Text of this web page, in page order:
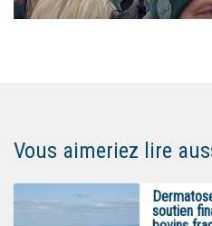
Vous aimeriez lire
soutien